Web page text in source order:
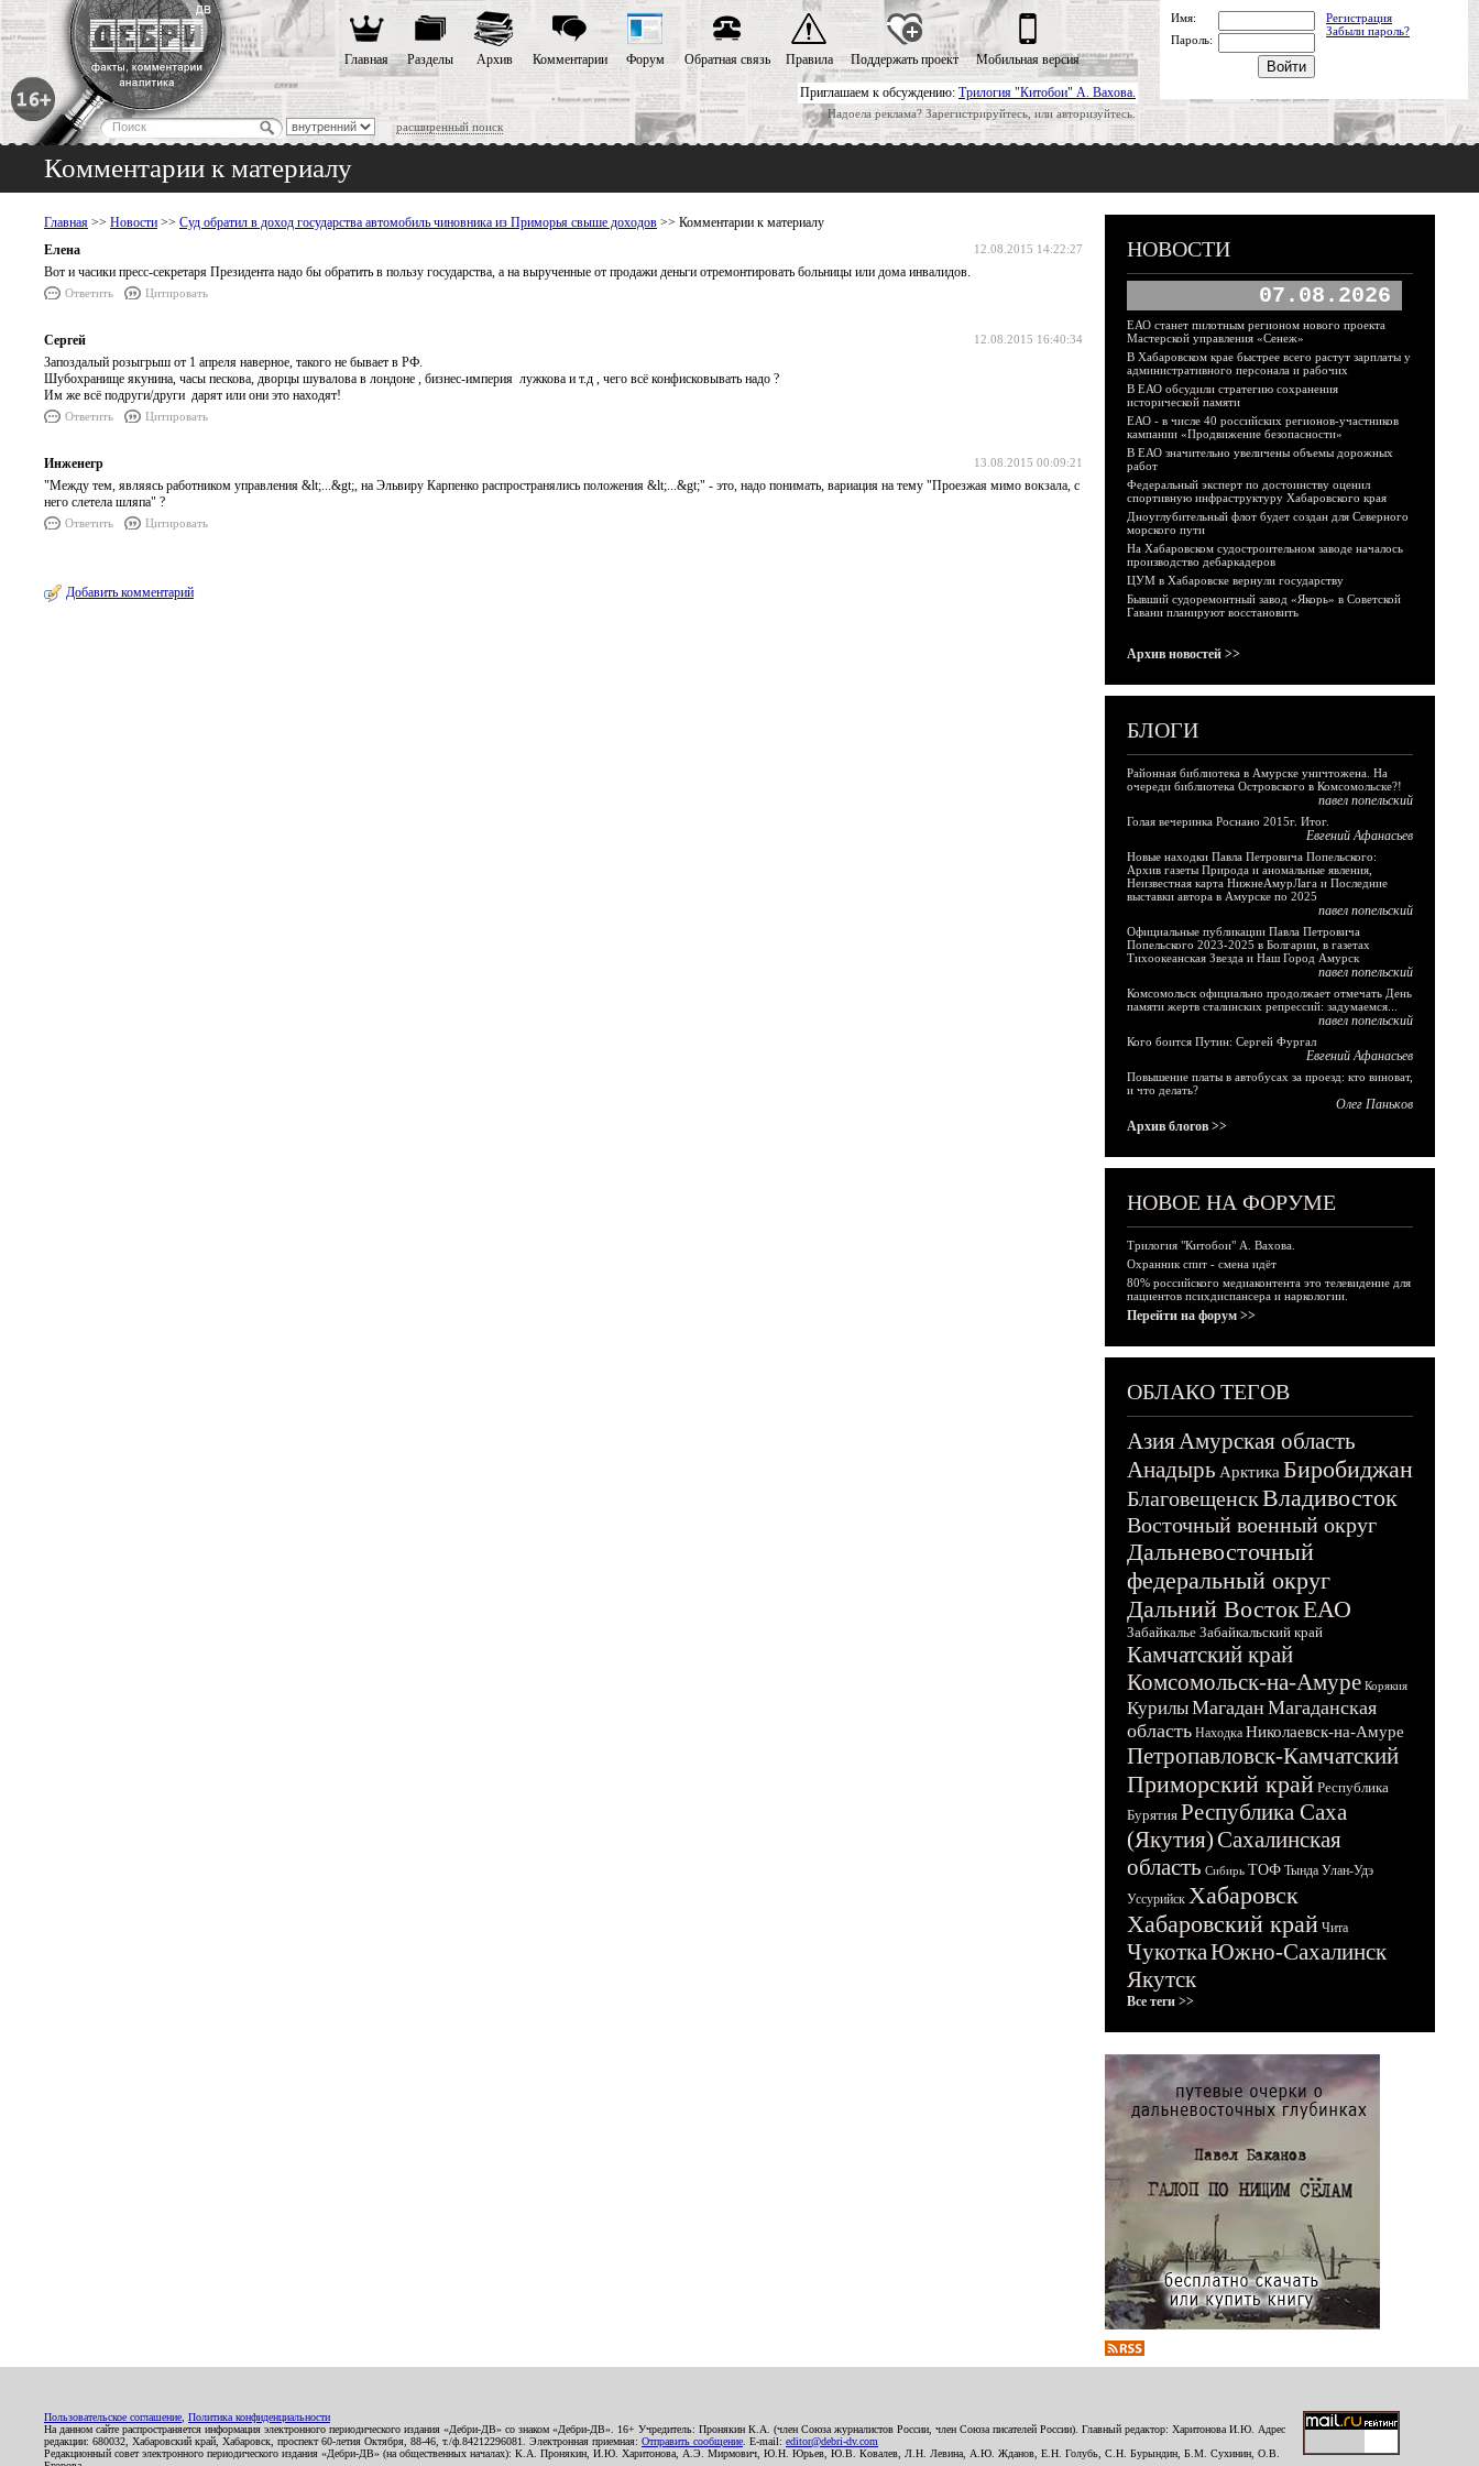
Приглашаем к обсуждению: Трилогия "Китобои" А. Вахова.
Надоела реклама? Зарегистрируйтесь, или авторизуйтесь.
расширенный поиск
Главная Разделы Архив Комментарии Форум Обратная связь Правила Поддержать проект Мобильная версия
Имя:
Регистрация
Забыли пароль?
Пароль:
Комментарии к материалу
Главная >> Новости >> Суд обратил в доход государства автомобиль чиновника из Приморья свыше доходов >> Комментарии к материалу
12.08.2015 14:22:27
Елена
Вот и часики пресс-секретаря Президента надо бы обратить в пользу государства, а на вырученные от продажи деньги отремонтировать больницы или дома инвалидов.
Ответить Цитировать
12.08.2015 16:40:34
Сергей
Запоздалый розыгрыш от 1 апреля наверное, такого не бывает в РФ.
Шубохранище якунина, часы пескова, дворцы шувалова в лондоне , бизнес-империя лужкова и т.д , чего всё конфисковывать надо ?
Им же всё подруги/други дарят или они это находят!
Ответить Цитировать
13.08.2015 00:09:21
Инженегр
"Между тем, являясь работником управления &lt;...&gt;, на Эльвиру Карпенко распространялись положения &lt;...&gt;" - это, надо понимать, вариация на тему "Проезжая мимо вокзала, с
него слетела шляпа" ?
Ответить Цитировать
Добавить комментарий
НОВОСТИ
07.08.2026
ЕАО станет пилотным регионом нового проекта
Мастерской управления «Сенеж»
В Хабаровском крае быстрее всего растут зарплаты у
административного персонала и рабочих
В ЕАО обсудили стратегию сохранения
исторической памяти
ЕАО - в числе 40 российских регионов-участников
кампании «Продвижение безопасности»
В ЕАО значительно увеличены объемы дорожных
работ
Федеральный эксперт по достоинству оценил
спортивную инфраструктуру Хабаровского края
Дноуглубительный флот будет создан для Северного
морского пути
На Хабаровском судостроительном заводе началось
производство дебаркадеров
ЦУМ в Хабаровске вернули государству
Бывший судоремонтный завод «Якорь» в Советской
Гавани планируют восстановить
Архив новостей >>
БЛОГИ
Районная библиотека в Амурске уничтожена. На
очереди библиотека Островского в Комсомольске?!
павел попельский
Голая вечеринка Роснано 2015г. Итог.
Евгений Афанасьев
Новые находки Павла Петровича Попельского:
Архив газеты Природа и аномальные явления,
Неизвестная карта НижнеАмурЛага и Последние
выставки автора в Амурске по 2025
павел попельский
Официальные публикации Павла Петровича
Попельского 2023-2025 в Болгарии, в газетах
Тихоокеанская Звезда и Наш Город Амурск
павел попельский
Комсомольск официально продолжает отмечать День
памяти жертв сталинских репрессий: задумаемся...
павел попельский
Кого боится Путин: Сергей Фургал
Евгений Афанасьев
Повышение платы в автобусах за проезд: кто виноват,
и что делать?
Олег Паньков
Архив блогов >>
НОВОЕ НА ФОРУМЕ
Трилогия "Китобои" А. Вахова.
Охранник спит - смена идёт
80% российского медиаконтента это телевидение для
пациентов психдиспансера и наркологии.
Перейти на форум >>
ОБЛАКО ТЕГОВ
АзияАмурская область
Анадырь Арктика Биробиджан
БлаговещенскВладивосток
Восточный военный округ
Дальневосточный
федеральный округ
Дальний ВостокЕАО
Забайкалье Забайкальский край
Камчатский край
Комсомольск-на-Амуре Корякия
КурилыМагадан Магаданская
область Находка Николаевск-на-Амуре
Петропавловск-Камчатский
Приморский край Республика
Бурятия Республика Саха
(Якутия)Сахалинская
область Сибирь ТОФ Тында Улан-Удэ
Уссурийск Хабаровск
Хабаровский край Чита
ЧукоткаЮжно-Сахалинск
Якутск
Все теги >>
Пользовательское соглашение Политика конфиденциальности
На данном сайте распространяется информация электронного периодического издания «Дебри-ДВ» со знаком «Дебри-ДВ». 16+ Учредитель: Пронякин К.А. (член Союза журналистов России, член Союза писателей России). Главный редактор: Харитонова И.Ю. Адрес
редакции: 680032, Хабаровский край, Хабаровск, проспект 60-летия Октября, 88-46, т./ф.84212296081. Электронная приемная: Отправить сообщение . E-mail: editor@debri-dv.com
Редакционный совет электронного периодического издания «Дебри-ДВ» (на общественных началах): К.А. Пронякин, И.Ю. Харитонова, А.Э. Мирмович, Ю.Н. Юрьев, Ю.В. Ковалев, Л.Н. Левина, А.Ю. Жданов, Е.Н. Голубь, С.Н. Бурындин, Б.М. Сухинин, О.В.